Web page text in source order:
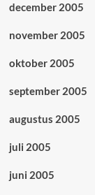
december 2005
november 2005
oktober 2005
september 2005
augustus 2005
juli 2005
juni 2005